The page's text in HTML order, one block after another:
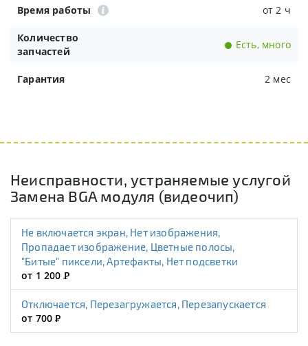
Время работы от 2 ч
Количество
запчастей
Есть, много
Гарантия 2 мес
Неисправности, устраняемые услугой
Замена BGA модуля (видеочип)
Не включается экран, Нет изображения,
Пропадает изображение, Цветные полосы,
"Битые" пиксели, Артефакты, Нет подсветки
от 1 200Р
Отключается, Перезагружается, Перезапускается
от 700Р